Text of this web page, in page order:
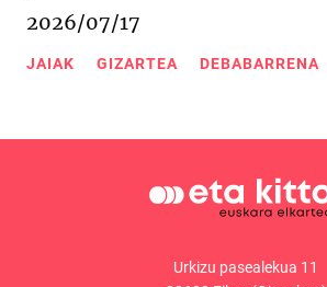
2026/07/17
JAIAK GIZARTEA DEBABARRENA
Urkizu pasealekua 11